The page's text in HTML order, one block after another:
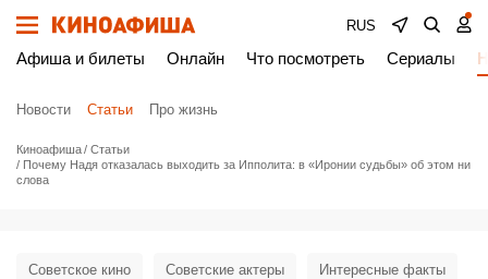
RUS
Афиша и билеты Онлайн Что посмотреть Сериалы
Новости Статьи Про жизнь
Киноафиша
Статьи
Почему Надя отказалась выходить за Ипполита: в «Иронии судьбы» об этом ни
слова
Советское кино Советские актеры Интересные факты